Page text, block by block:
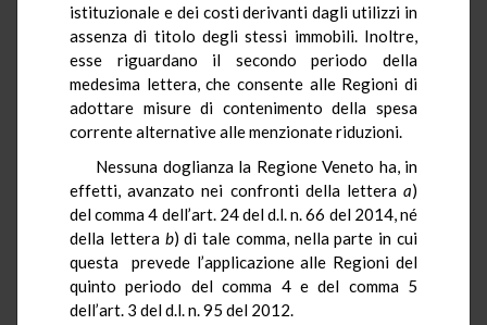
istituzionale e dei costi derivanti dagli utilizzi in
assenza di titolo degli stessi immobili. Inoltre,
esse riguardano il secondo periodo della
medesima lettera, che consente alle Regioni di
adottare misure di contenimento della spesa
corrente alternative alle menzionate riduzioni.
Nessuna doglianza la Regione Veneto ha, in
effetti, avanzato nei confronti della lettera a)
del comma 4 dell’art. 24 del d.l. n. 66 del 2014, né
della lettera b) di tale comma, nella parte in cui
questa prevede l’applicazione alle Regioni del
quinto periodo del comma 4 e del comma 5
dell’art. 3 del d.l. n. 95 del 2012.